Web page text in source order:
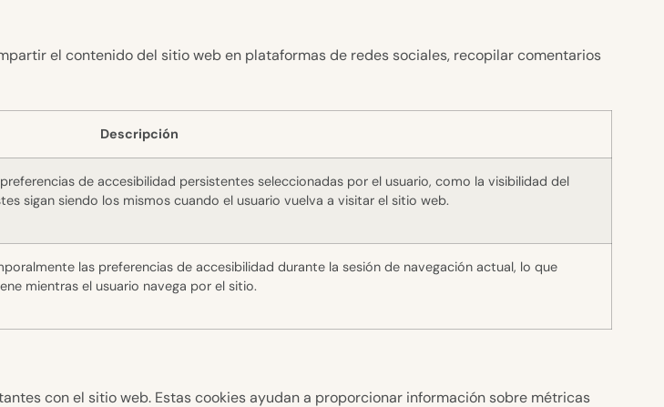
el contenido del sitio web en plataformas de redes sociales, recopilar comentarios
Descripción
de accesibilidad persistentes seleccionadas por el usuario, como la visibilidad del
sigan siendo los mismos cuando el usuario vuelva a visitar el sitio web.
las preferencias de accesibilidad durante la sesión de navegación actual, lo que
mientras el usuario navega por el sitio.
con el sitio web. Estas cookies ayudan a proporcionar información sobre métricas